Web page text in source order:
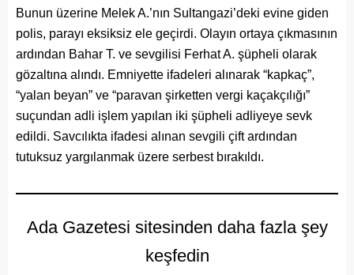
Bunun üzerine Melek A.’nın Sultangazi’deki evine giden
polis, parayı eksiksiz ele geçirdi. Olayın ortaya çıkmasının
ardından Bahar T. ve sevgilisi Ferhat A. şüpheli olarak
gözaltına alındı. Emniyette ifadeleri alınarak “kapkaç”,
“yalan beyan” ve “paravan şirketten vergi kaçakçılığı”
suçundan adli işlem yapılan iki şüpheli adliyeye sevk
edildi. Savcılıkta ifadesi alınan sevgili çift ardından
tutuksuz yargılanmak üzere serbest bırakıldı.
Ada Gazetesi sitesinden daha fazla şey
keşfedin